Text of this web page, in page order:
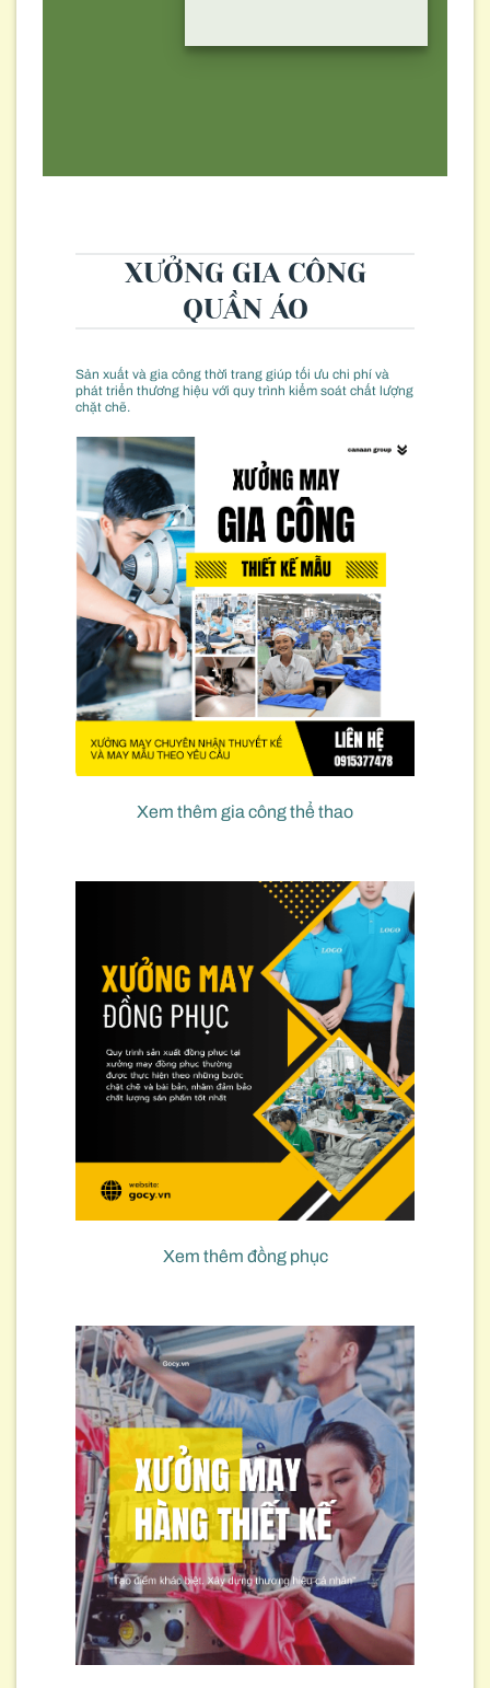
XƯỞNG GIA CÔNG
QUẦN ÁO
Sản xuất và gia công thời trang giúp tối ưu chi phí và
phát triển thương hiệu với quy trình kiểm soát chất lượng
chặt chẽ.
Xem thêm gia công thể thao
Xem thêm đồng phục